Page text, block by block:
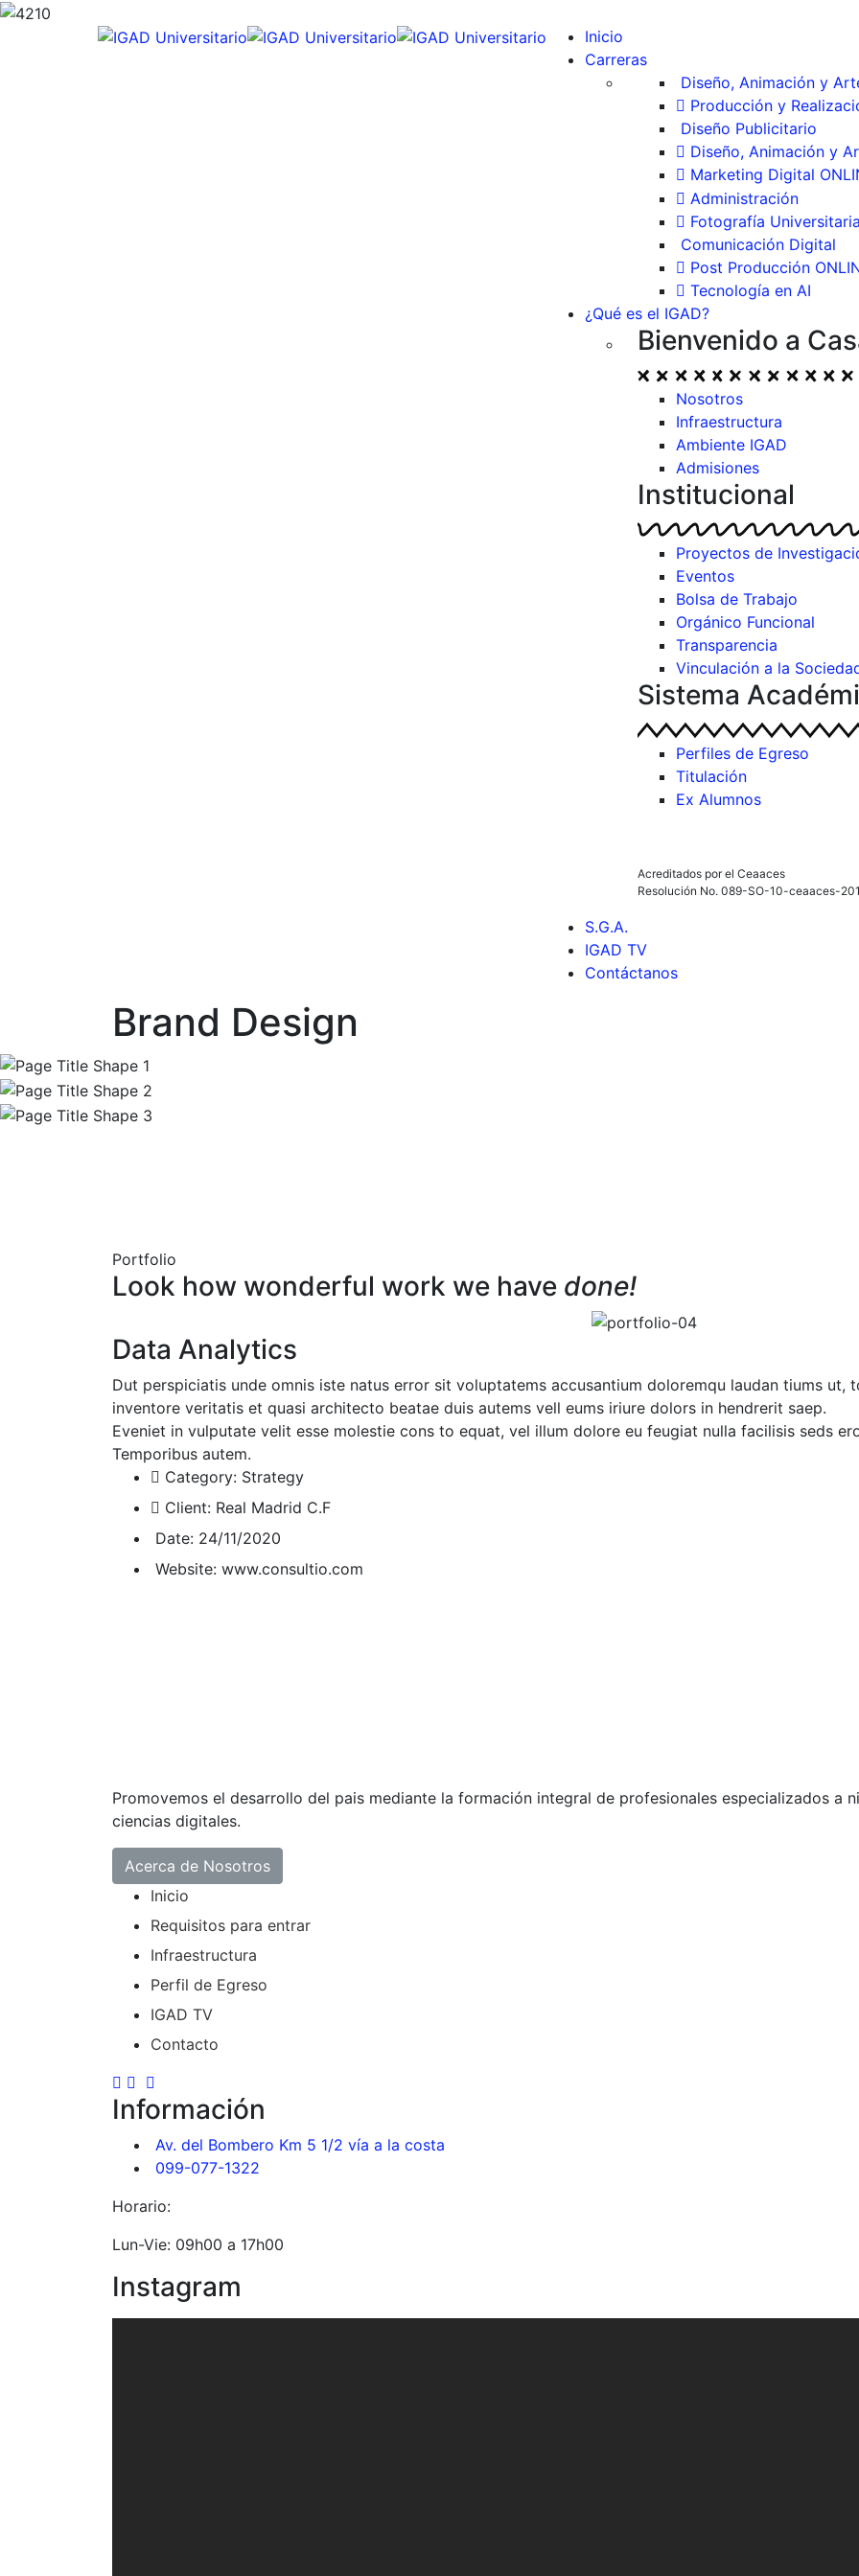
Inicio
Carreras
Diseño, Animación y
Producción y
Diseño Publicitario
Diseño, Animación y
Marketing Digital
Administración
Fotografía
Comunicación Digital
Post Producción
Tecnología en AI
¿Qué es el IGAD?
Bienvenido a
Nosotros
Infraestructura
Ambiente IGAD
Admisiones
Institucional
Proyectos de
Eventos
Bolsa de Trabajo
Orgánico Funcional
Transparencia
Vinculación a la
Sistema
Perfiles de Egreso
Titulación
Ex Alumnos
Acreditados por el Ceaaces
Resolución No. 089-SO-10-ceaaces-
S.G.A.
IGAD TV
Contáctanos
Brand Design
Portfolio
Look how wonderful work we have done!
Data Analytics
Dut perspiciatis unde omnis iste natus error sit voluptatems accusantium doloremqu laudan tiums ut,
inventore veritatis et quasi architecto beatae duis autems vell eums iriure dolors in hendrerit saep.
Eveniet in vulputate velit esse molestie cons to equat, vel illum dolore eu feugiat nulla facilisis seds
Temporibus autem.
Category: Strategy
Client: Real Madrid C.F
Date: 24/11/2020
Website: www.consultio.com
Promovemos el desarrollo del pais mediante la formación integral de profesionales especializados a
ciencias digitales.
Acerca de Nosotros
Inicio
Requisitos para entrar
Infraestructura
Perfil de Egreso
IGAD TV
Contacto
Información
Av. del Bombero Km 5 1/2 vía a la costa
099-077-1322
Horario:
Lun-Vie: 09h00 a 17h00
Instagram